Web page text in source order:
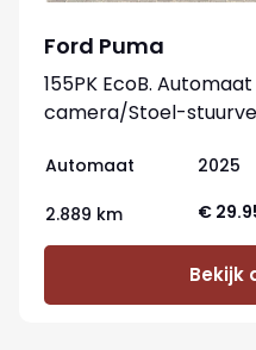
Ford Puma
155PK EcoB.
camera/Stoel-
Automaat 2025
2.889 km €
Bekijk